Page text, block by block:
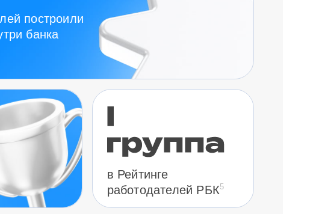
построили
банка
в Рейтинге
работодателей РБК5